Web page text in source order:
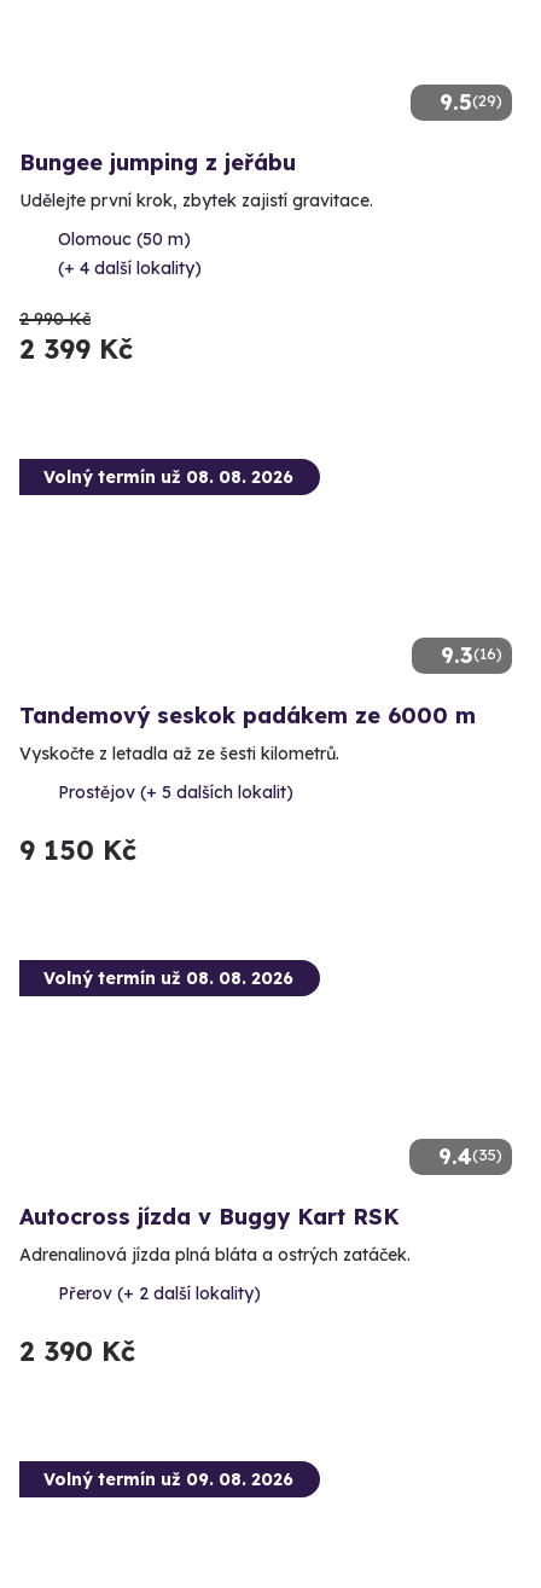
9.5(29)
Bungee jumping z jeřábu
Udělejte první krok, zbytek zajistí gravitace.
Olomouc (50 m)
(+ 4 další lokality)
2 990 Kč
2 399 Kč
9.3(16)
Volný termín už 08. 08. 2026
Tandemový seskok padákem ze 6000 m
Vyskočte z letadla až ze šesti kilometrů.
Prostějov (+ 5 dalších lokalit)
9 150 Kč
9.4(35)
Volný termín už 08. 08. 2026
Autocross jízda v Buggy Kart RSK
Adrenalinová jízda plná bláta a ostrých zatáček.
Přerov (+ 2 další lokality)
2 390 Kč
Volný termín už 09. 08. 2026